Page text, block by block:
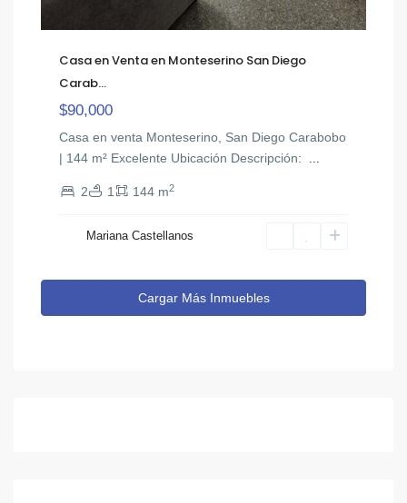
Casa en Venta en Monteserino San Diego
Carab...
$90,000
Casa en venta Monteserino, San Diego Carabobo
| 144 m² Excelente Ubicación ​Descripción: ​ ...
2 1 144 m2
Mariana Castellanos
Cargar Más Inmuebles